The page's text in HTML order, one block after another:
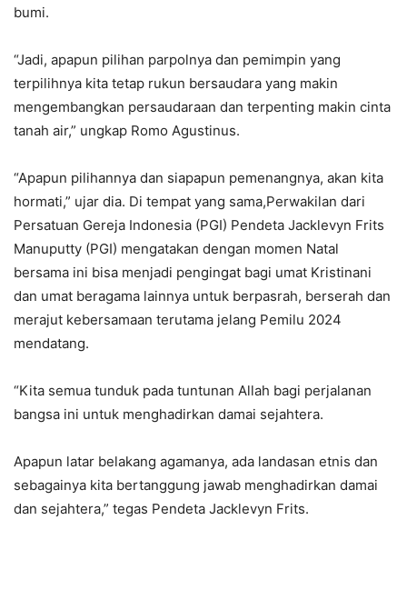
bumi.
“Jadi, apapun pilihan parpolnya dan pemimpin yang
terpilihnya kita tetap rukun bersaudara yang makin
mengembangkan persaudaraan dan terpenting makin cinta
tanah air,” ungkap Romo Agustinus.
“Apapun pilihannya dan siapapun pemenangnya, akan kita
hormati,” ujar dia. Di tempat yang sama,Perwakilan dari
Persatuan Gereja Indonesia (PGI) Pendeta Jacklevyn Frits
Manuputty (PGI) mengatakan dengan momen Natal
bersama ini bisa menjadi pengingat bagi umat Kristinani
dan umat beragama lainnya untuk berpasrah, berserah dan
merajut kebersamaan terutama jelang Pemilu 2024
mendatang.
“Kita semua tunduk pada tuntunan Allah bagi perjalanan
bangsa ini untuk menghadirkan damai sejahtera.
Apapun latar belakang agamanya, ada landasan etnis dan
sebagainya kita bertanggung jawab menghadirkan damai
dan sejahtera,” tegas Pendeta Jacklevyn Frits.